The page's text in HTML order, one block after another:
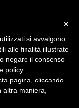
×
si avvalgono
alle finalità illustrate
negare il consenso
policy.
pagina, cliccando
maniera,